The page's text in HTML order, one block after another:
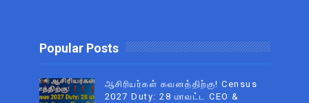
Popular Posts
ஆசிரியர்கள் கவனத்திற்கு! Census
2027 Duty: 28 மாவட்ட CEO &